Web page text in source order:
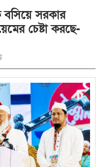
গাছের চারা বিতরণ
সরকার
চেষ্টা করছে-